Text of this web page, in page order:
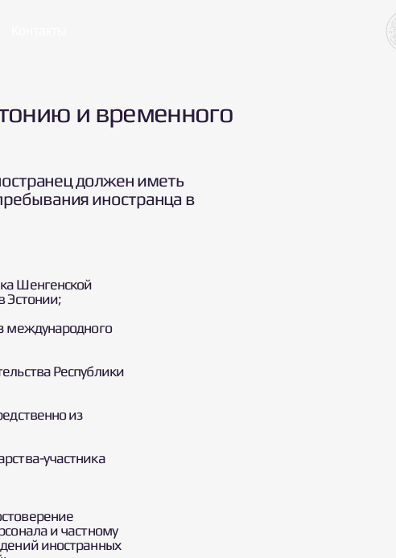
и временного
должен иметь
иностранца в
Шенгенской
Эстонии;
международного
Республики
из
участника
и частному
иностранных